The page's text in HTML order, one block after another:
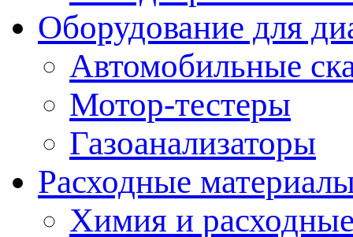
Оборудование для
Автомобильные
Мотор-тестеры
Газоанализаторы
Расходные
Химия и